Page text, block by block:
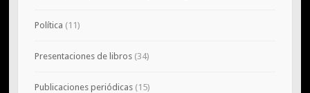
Política (11)
Presentaciones de libros(34)
Publicaciones periódicas(15)